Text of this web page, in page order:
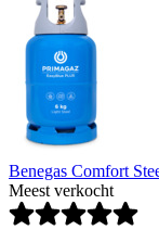
Benegas Comfort
Meest verkocht